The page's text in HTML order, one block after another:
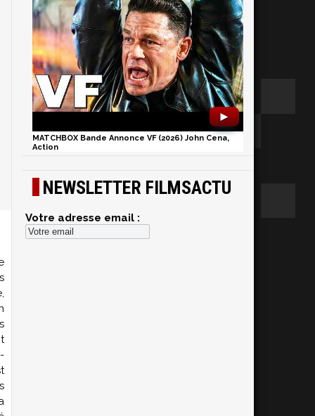
►
MATCHBOX Bande Annonce VF (2026) John Cena,
Action
NEWSLETTER FILMSACTU
Votre adresse email :